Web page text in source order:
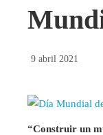
9 abril 2021
“Construir un